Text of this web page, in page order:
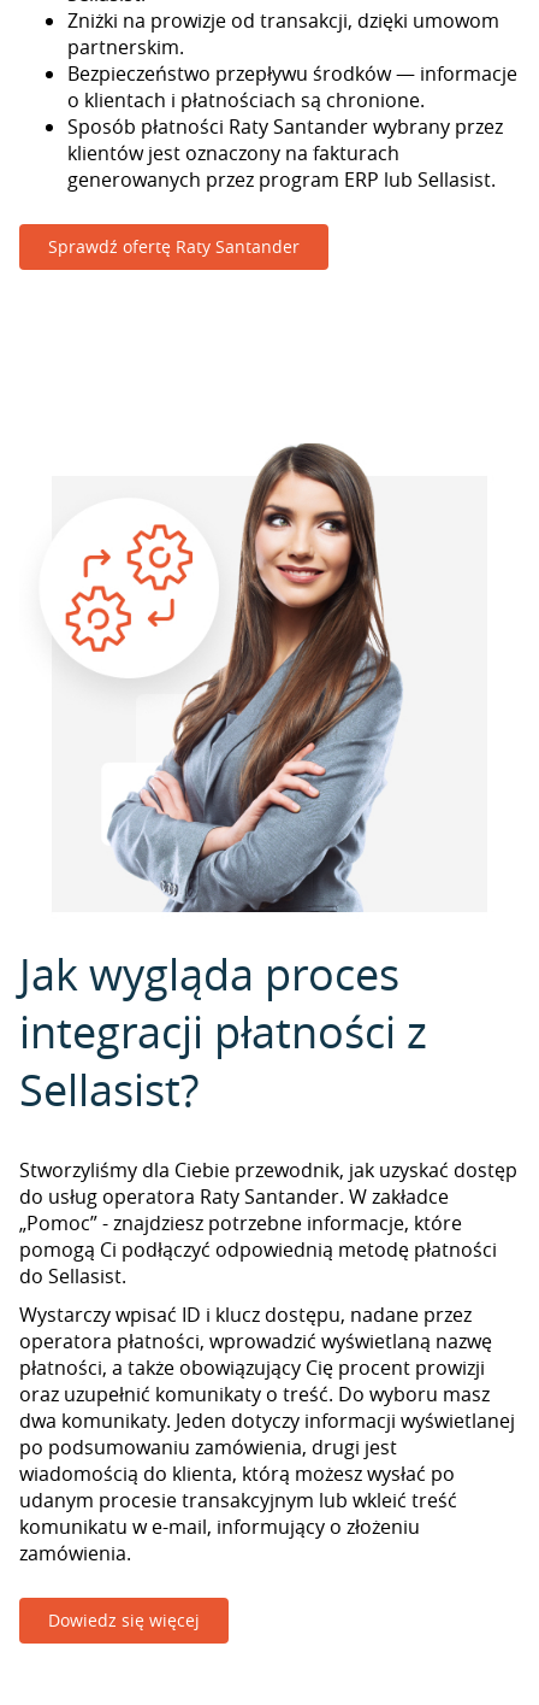
Zniżki na prowizje od transakcji, dzięki umowom
partnerskim.
Bezpieczeństwo przepływu środków — informacje
o klientach i płatnościach są chronione.
Sposób płatności Raty Santander wybrany przez
klientów jest oznaczony na fakturach
generowanych przez program ERP lub Sellasist.
Sprawdź ofertę Raty Santander
Jak wygląda proces
integracji płatności z
Sellasist?
Stworzyliśmy dla Ciebie przewodnik, jak uzyskać dostęp
do usług operatora Raty Santander. W zakładce
„Pomoc” - znajdziesz potrzebne informacje, które
pomogą Ci podłączyć odpowiednią metodę płatności
do Sellasist.
Wystarczy wpisać ID i klucz dostępu, nadane przez
operatora płatności, wprowadzić wyświetlaną nazwę
płatności, a także obowiązujący Cię procent prowizji
oraz uzupełnić komunikaty o treść. Do wyboru masz
dwa komunikaty. Jeden dotyczy informacji wyświetlanej
po podsumowaniu zamówienia, drugi jest
wiadomością do klienta, którą możesz wysłać po
udanym procesie transakcyjnym lub wkleić treść
komunikatu w e-mail, informujący o złożeniu
zamówienia.
Dowiedz się więcej